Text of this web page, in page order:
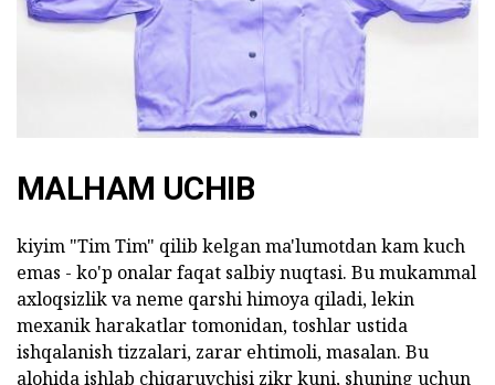
MALHAM UCHIB
kiyim "Tim Tim" qilib kelgan ma'lumotdan kam kuch
emas - ko'p onalar faqat salbiy nuqtasi. Bu mukammal
axloqsizlik va neme qarshi himoya qiladi, lekin
mexanik harakatlar tomonidan, toshlar ustida
ishqalanish tizzalari, zarar ehtimoli, masalan. Bu
alohida ishlab chiqaruvchisi zikr kuni, shuning uchun